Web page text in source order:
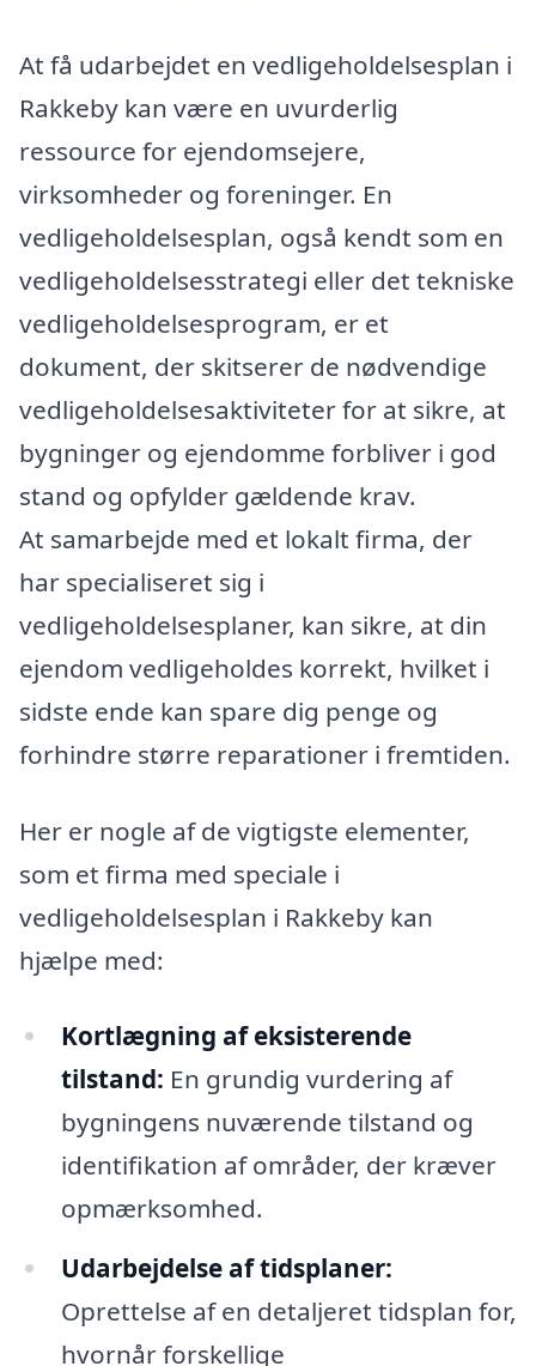
At få udarbejdet en vedligeholdelsesplan i
Rakkeby kan være en uvurderlig
ressource for ejendomsejere,
virksomheder og foreninger. En
vedligeholdelsesplan, også kendt som en
vedligeholdelsesstrategi eller det tekniske
vedligeholdelsesprogram, er et
dokument, der skitserer de nødvendige
vedligeholdelsesaktiviteter for at sikre, at
bygninger og ejendomme forbliver i god
stand og opfylder gældende krav.
At samarbejde med et lokalt firma, der
har specialiseret sig i
vedligeholdelsesplaner, kan sikre, at din
ejendom vedligeholdes korrekt, hvilket i
sidste ende kan spare dig penge og
forhindre større reparationer i fremtiden.
Her er nogle af de vigtigste elementer,
som et firma med speciale i
vedligeholdelsesplan i Rakkeby kan
hjælpe med:
Kortlægning af eksisterende
tilstand: En grundig vurdering af
bygningens nuværende tilstand og
identifikation af områder, der kræver
opmærksomhed.
Udarbejdelse af tidsplaner:
Oprettelse af en detaljeret tidsplan for,
hvornår forskellige